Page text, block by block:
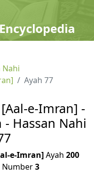
Nahi
Ayah 77
e-Imran] -
Hassan Nahi
e-Imran]Ayah 200
Number3